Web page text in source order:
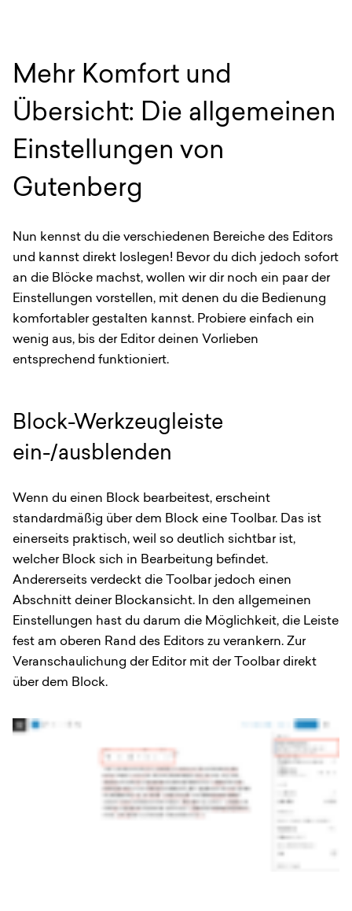
Mehr Komfort und
Übersicht: Die allgemeinen
Einstellungen von
Gutenberg
Nun kennst du die verschiedenen Bereiche des Editors
und kannst direkt loslegen! Bevor du dich jedoch sofort
an die Blöcke machst, wollen wir dir noch ein paar der
Einstellungen vorstellen, mit denen du die Bedienung
komfortabler gestalten kannst. Probiere einfach ein
wenig aus, bis der Editor deinen Vorlieben
entsprechend funktioniert.
Block-Werkzeugleiste
ein-/ausblenden
Wenn du einen Block bearbeitest, erscheint
standardmäßig über dem Block eine Toolbar. Das ist
einerseits praktisch, weil so deutlich sichtbar ist,
welcher Block sich in Bearbeitung befindet.
Andererseits verdeckt die Toolbar jedoch einen
Abschnitt deiner Blockansicht. In den allgemeinen
Einstellungen hast du darum die Möglichkeit, die Leiste
fest am oberen Rand des Editors zu verankern. Zur
Veranschaulichung der Editor mit der Toolbar direkt
über dem Block.